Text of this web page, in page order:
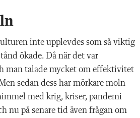
inte upplevdes som så viktig
ökade. Då när det var
man talade mycket om effektivitet
sedan dess har mörkare moln
med krig, kriser, pandemi
nu på senare tid även frågan om